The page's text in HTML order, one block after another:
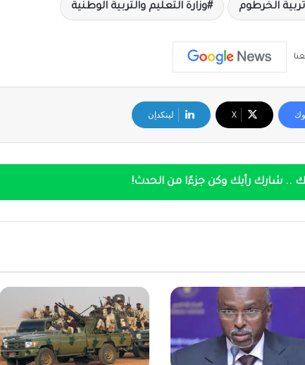
تربية الخرطوم وزارة التعليم والتربية الوطنية
‫X لينكدإن
.. شارك رأيك وكن جزءًا من الحدث!